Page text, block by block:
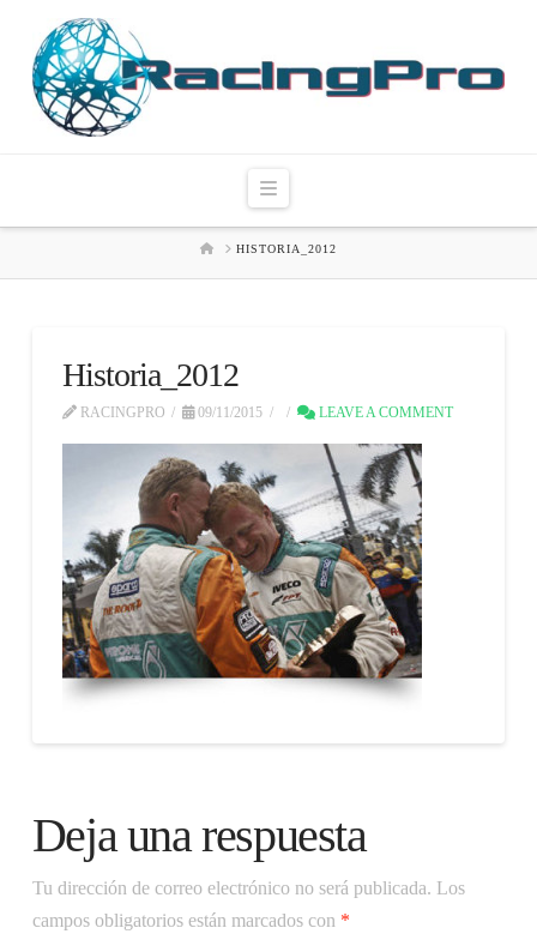
Navigation
HOMEHISTORIA_2012
Historia_2012
RACINGPRO 09/11/2015 LEAVE A COMMENT
Deja una respuesta
Tu dirección de correo electrónico no será publicada. Los
campos obligatorios están marcados con *